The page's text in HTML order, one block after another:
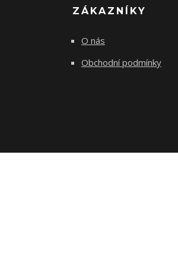
ZÁKAZNÍKY
O nás
Obchodní podmínky